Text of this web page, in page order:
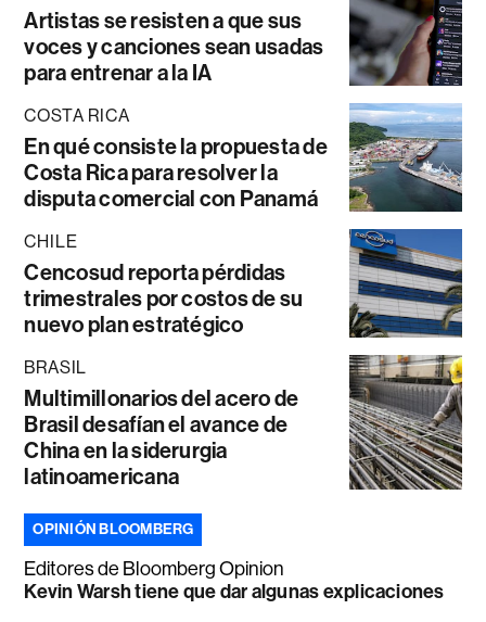
Artistas se resisten a que sus
voces y canciones sean usadas
para entrenar a la IA
COSTA RICA
En qué consiste la propuesta de
Costa Rica para resolver la
disputa comercial con Panamá
CHILE
Cencosud reporta pérdidas
trimestrales por costos de su
nuevo plan estratégico
BRASIL
Multimillonarios del acero de
Brasil desafían el avance de
China en la siderurgia
latinoamericana
OPINIÓN BLOOMBERG
Editores de Bloomberg Opinion
Kevin Warsh tiene que dar algunas explicaciones